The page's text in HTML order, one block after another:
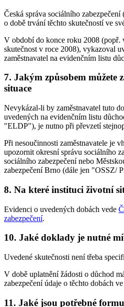
Česká správa sociálního
o době trvání těchto skutečností ve
V období do konce roku 2008 (popř.
skutečnost v roce 2008), vykazoval
zaměstnavatel na evidenčním listu
7. Jakým způsobem můžete
situace
Nevykázal-li by zaměstnavatel tuto
uvedených na evidenčním listu
"ELDP"), je nutno při převzetí
Při nesoučinnosti zaměstnavatele je
upozornit okresní správu sociálního
sociálního zabezpečení nebo
zabezpečení Brno (dále jen "OSSZ/
8. Na které instituci životní
Evidenci o uvedených dobách vede
zabezpečení.
10. Jaké doklady je nutné
Uvedené skutečnosti není třeba
V době uplatnění žádosti o důchod
zabezpečení údaje o těchto dobách
11. Jaké jsou potřebné